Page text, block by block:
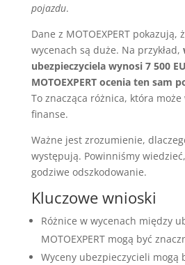
pojazdu.
Dane z MOTOEXPERT pokazują,
wycenach są duże. Na przykład,
ubezpieczyciela wynosi 7 500
MOTOEXPERT ocenia ten sam
To znacząca różnica, która może
finanse.
Ważne jest zrozumienie,
występują. Powinniśmy
godziwe odszkodowanie.
Kluczowe wnioski
Różnice w wycenach między
MOTOEXPERT mogą być
Wyceny ubezpieczycieli mogą